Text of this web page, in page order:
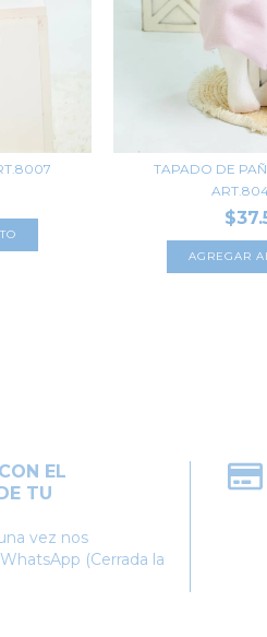
TAPADO DE
AGREGAR
EL
TU
vez nos
(Cerrada la